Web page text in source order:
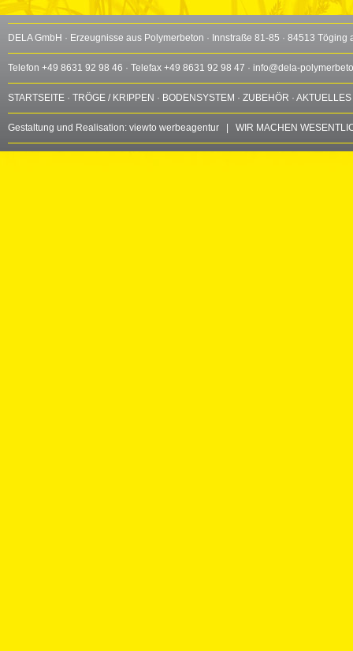
DELA GmbH · Erzeugnisse aus Polymerbeton · Innstraße 81-85 · 84513 Töging
Telefon +49 8631 92 98 46 · Telefax +49 8631 92 98 47 · info@dela-
STARTSEITE · TRÖGE / KRIPPEN · BODENSYSTEM · ZUBEHÖR · AKTUELLES
Gestaltung und Realisation: viewto werbeagentur | WIR MACHEN